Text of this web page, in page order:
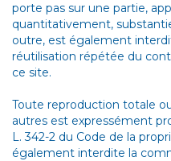
porte pas sur une partie,
quantitativement,
outre, est également
réutilisation répétée du
ce site.
Toute reproduction totale
autres est expressément
L. 342-2 du Code de la
également interdite la